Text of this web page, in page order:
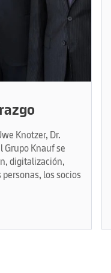
Knotzer, Dr.
Knauf se
digitalización,
los socios